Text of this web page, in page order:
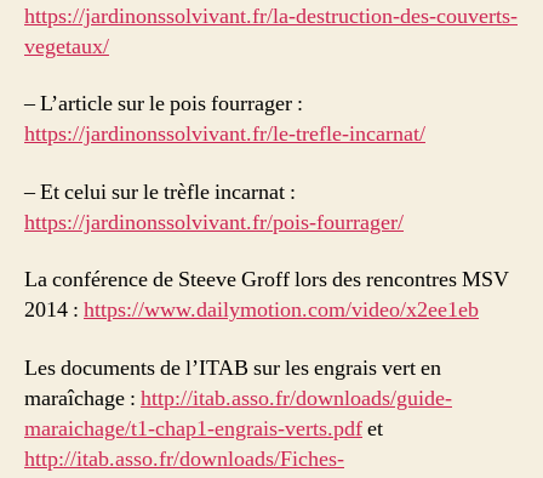
https://jardinonssolvivant.fr/la-destruction-des-couverts-
vegetaux/
– L’article sur le pois fourrager :
https://jardinonssolvivant.fr/le-trefle-incarnat/
– Et celui sur le trèfle incarnat :
https://jardinonssolvivant.fr/pois-fourrager/
La conférence de Steeve Groff lors des rencontres MSV
2014 : https://www.dailymotion.com/video/x2ee1eb
Les documents de l’ITAB sur les engrais vert en
maraîchage : http://itab.asso.fr/downloads/guide-
maraichage/t1-chap1-engrais-verts.pdfet
http://itab.asso.fr/downloads/Fiches-